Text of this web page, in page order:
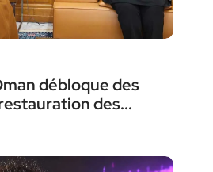
débloque des
des...